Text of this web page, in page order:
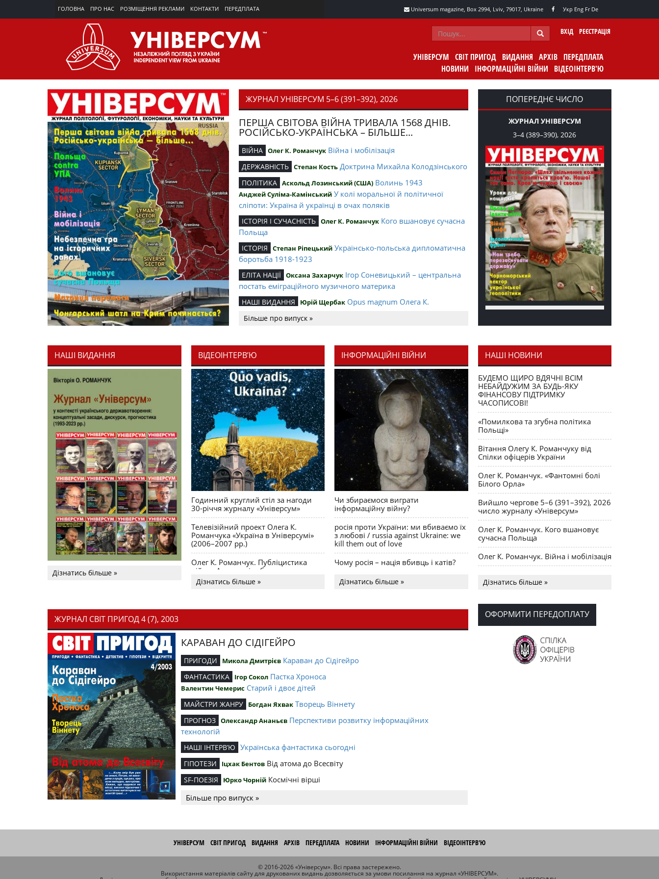
ГОЛОВНА ПРО НАС РОЗМІЩЕННЯ РЕКЛАМИ КОНТАКТИ ПЕРЕДПЛАТА Universum magazine, Box 2994, Lviv, 79017, Ukraine Укр Eng Fr De
ВХІД РЕЄСТРАЦІЯ
УНІВЕРСУМ СВІТ ПРИГОД ВИДАННЯ АРХІВ ПЕРЕДПЛАТА
НОВИНИ
ІНФОРМАЦІЙНІ ВІЙНИ ВІДЕОІНТЕРВ'Ю
ЖУРНАЛ УНІВЕРСУМ 5–6 (391–392), 2026
ПЕРША СВІТОВА ВІЙНА ТРИВАЛА 1568 ДНІВ.
РОСІЙСЬКО-УКРАЇНСЬКА – БІЛЬШЕ...
ВІЙНА Олег К. Романчук Війна і мобілізація
ДЕРЖАВНІСТЬ Степан Кость Доктрина Михайла Колодзінського
ПОЛІТИКА Аскольд Лозинський (США) Волинь 1943
Анджей Суліма-Камінський У колі моральної й політичної
сліпоти: Україна й українці в очах поляків
ІСТОРІЯ І СУЧАСНІСТЬ Олег К. Романчук Кого вшановує сучасна
Польща
ІСТОРІЯ Степан Ріпецький Українсько-польська дипломатична
боротьба 1918-1923
ЕЛІТА НАЦІЇ Оксана Захарчук Ігор Соневицький – центральна
постать еміграційного музичного материка
НАШІ ВИДАННЯ Юрій Щербак Opus magnum Олега К.
Романчука
СЛОВО РЕДАКЦІЙНЕ Олег К. Романчук Журавель і синиця як
уособлення української політстратегії й тактики
Більше про випуск »
ПОПЕРЕДНЄ ЧИСЛО
ЖУРНАЛ УНІВЕРСУМ
3–4 (389–390), 2026
НАШІ ВИДАННЯ
Дізнатись більше »
ВІДЕОІНТЕРВ’Ю
Годинний круглий стіл за нагоди
30-річчя журналу «Універсум»
Телевізійний проект Олега К.
Романчука «Україна в Універсумі»
(2006–2007 рр.)
Олег К. Романчук. Публіцистика
війни. Акценти і табу
Дізнатись більше »
ІНФОРМАЦІЙНІ ВІЙНИ
Чи збираємося виграти
інформаційну війну?
росія проти України: ми вбиваємо їх
з любові / russia against Ukraine: we
kill them out of love
Чому росія – нація вбивць і катів?
Дізнатись більше »
НАШІ НОВИНИ
БУДЕМО ЩИРО ВДЯЧНІ ВСІМ
НЕБАЙДУЖИМ ЗА БУДЬ-ЯКУ
ФІНАНСОВУ ПІДТРИМКУ
ЧАСОПИСОВІ!
«Помилкова та згубна політика
Польщі»
Вітання Олегу К. Романчуку від
Спілки офіцерів України
Олег К. Романчук. «Фантомні болі
Білого Орла»
Вийшло чергове 5–6 (391–392), 2026
число журналу «Універсум»
Олег К. Романчук. Кого вшановує
сучасна Польща
Олег К. Романчук. Війна і мобілізація
долучилися до найбільшої
День Вишиванки в Норт Порті
OPUS MAGNUM Олега К. Романчука
Дізнатись більше »
ЖУРНАЛ СВІТ ПРИГОД 4 (7), 2003
КАРАВАН ДО СІДІГЕЙРО
ПРИГОДИ Микола Дмитрієв Караван до Сідігейро
ФАНТАСТИКА Ігор Сокол Пастка Хроноса
Валентин Чемерис Старий і двоє дітей
МАЙСТРИ ЖАНРУ Богдан Яхвак Творець Віннету
ПРОГНОЗ Олександр Ананьєв Перспективи розвитку інформаційних
технологій
НАШІ ІНТЕРВ’Ю Українська фантастика сьогодні
ГІПОТЕЗИ Іцхак Бентов Від атома до Всесвіту
SF-ПОЕЗІЯ Юрко Чорній Космічні вірші
Більше про випуск »
ОФОРМИТИ ПЕРЕДОПЛАТУ
УНІВЕРСУМ СВІТ ПРИГОД ВИДАННЯ АРХІВ ПЕРЕДПЛАТА НОВИНИ ІНФОРМАЦІЙНІ ВІЙНИ ВІДЕОІНТЕРВ'Ю
© 2016-2026 «Універсум». Всі права застережено.
Використання матеріалів сайту для друкованих видань дозволяється за умови посилання на журнал «УНІВЕРСУМ».